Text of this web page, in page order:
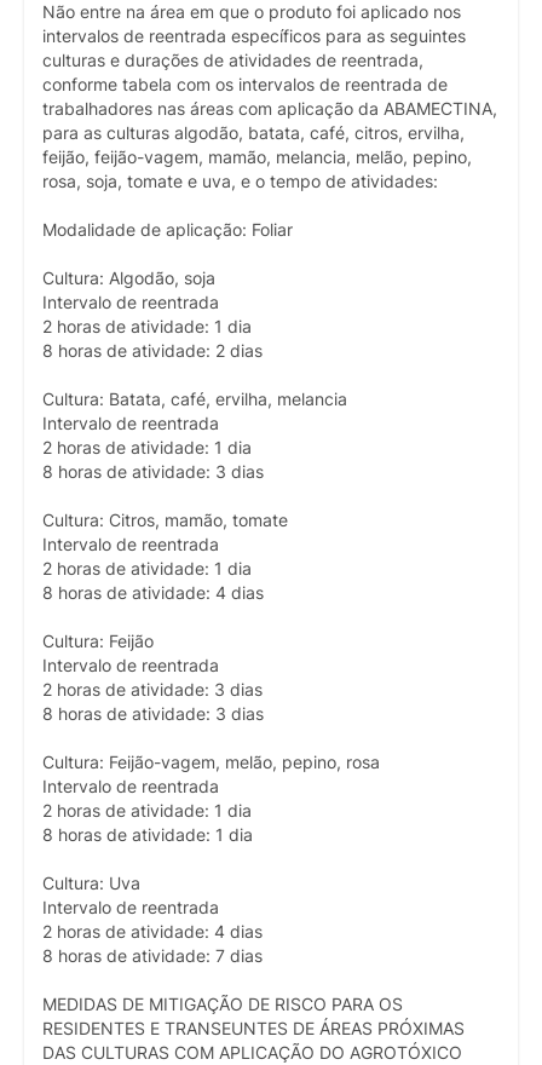
Não entre na área em que o produto foi aplicado nos
intervalos de reentrada específicos para as seguintes
culturas e durações de atividades de reentrada,
conforme tabela com os intervalos de reentrada de
trabalhadores nas áreas com aplicação da ABAMECTINA,
para as culturas algodão, batata, café, citros, ervilha,
feijão, feijão-vagem, mamão, melancia, melão, pepino,
rosa, soja, tomate e uva, e o tempo de atividades:
Modalidade de aplicação: Foliar
Cultura: Algodão, soja
Intervalo de reentrada
2 horas de atividade: 1 dia
8 horas de atividade: 2 dias
Cultura: Batata, café, ervilha, melancia
Intervalo de reentrada
2 horas de atividade: 1 dia
8 horas de atividade: 3 dias
Cultura: Citros, mamão, tomate
Intervalo de reentrada
2 horas de atividade: 1 dia
8 horas de atividade: 4 dias
Cultura: Feijão
Intervalo de reentrada
2 horas de atividade: 3 dias
8 horas de atividade: 3 dias
Cultura: Feijão-vagem, melão, pepino, rosa
Intervalo de reentrada
2 horas de atividade: 1 dia
8 horas de atividade: 1 dia
Cultura: Uva
Intervalo de reentrada
2 horas de atividade: 4 dias
8 horas de atividade: 7 dias
MEDIDAS DE MITIGAÇÃO DE RISCO PARA OS
RESIDENTES E TRANSEUNTES DE ÁREAS PRÓXIMAS
DAS CULTURAS COM APLICAÇÃO DO AGROTÓXICO